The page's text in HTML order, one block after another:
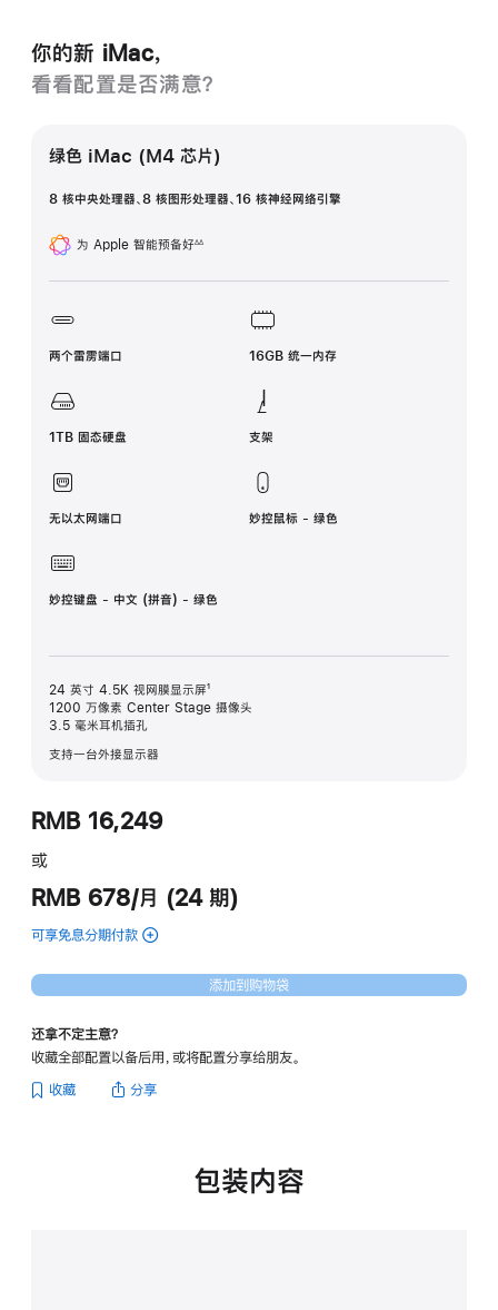
你的新 iMac，
看看配置是否满意？
绿色 iMac (M4 芯片)
8 核中央处理器、8 核图形处理器、16 核神经网络引擎
为 Apple 智能预备好∆∆
两个雷雳端口 16GB 统一内存
1TB 固态硬盘 支架
无以太网端口 妙控鼠标 - 绿色
妙控键盘 - 中文 (拼音) - 绿色
24 英寸 4.5K 视网膜显示屏¹
1200 万像素 Center Stage 摄像头
3.5 毫米耳机插孔
支持一台外接显示器
RMB 16,249
或
RMB 678/月 (24 期)
可享免息分期付款 (绿
iMac
的
付
款
添加到购物袋
还拿不定主意？
收藏全部配置以备后用，或将配置分享给朋友。
收藏 分享
包装内容